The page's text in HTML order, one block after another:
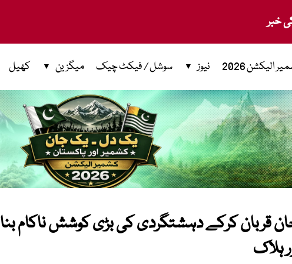
خبر
الیکشن 2026 نیوز سوشل / فیکٹ چیک میگزین کھیل
قربان کرکے دہشتگردی کی بڑی کوشش ناکام بنا
ہلاک